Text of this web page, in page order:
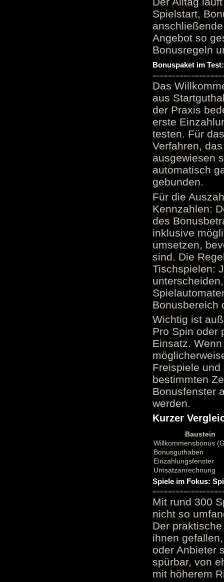
Spielstart,
Angebot so
Bonusregeln
Bonuspaket im
Das
aus
der Praxis
erste
testen. Für
Verfahren,
ausgewiesen
automatisch
gebunden.
Für die
Kennzahlen:
des
inklusive
umsetzen,
sind. Die
Tischspielen:
Bonusbereich
Wichtig ist
Pro Spin oder
Einsatz.
Freispiele
bestimmten
Bonusfenster
werden.
Kurzer
Baustein
Willkommensbonus
Bonusguthaben
Einzahlungsfenster
Umsatzanrechnung
Spiele im Fokus:
Mit rund 300
nicht so
Der
ihnen
oder Anbieter
spürbar, von
mit höherem